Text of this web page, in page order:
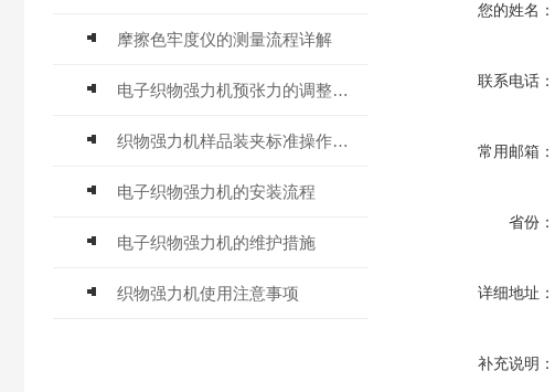
摩擦色牢度仪的测量流程详解
电子织物强力机预张力的调整技巧
织物强力机样品装夹标准操作指南
电子织物强力机的安装流程
电子织物强力机的维护措施
织物强力机使用注意事项
您的姓名：
联系电话：
常用邮箱：
省份：
详细地址：
补充说明：